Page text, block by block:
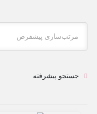
مرتب‌سازی پیشفرض
جستجو پیشرفته